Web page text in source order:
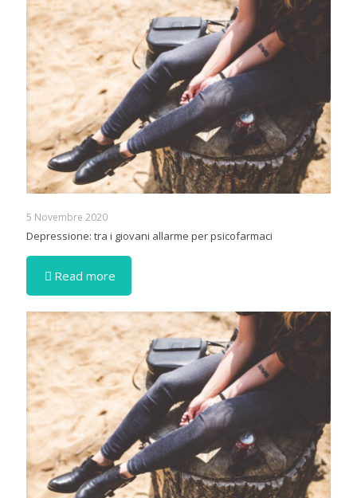
5 Novembre 2020
Depressione: tra i giovani allarme per psicofarmaci
Read more